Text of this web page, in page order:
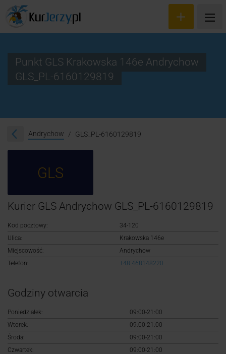
Śledzenie przesyłki
Logowanie
Punkt GLS Krakowska 146e Andrychow
GLS_PL-6160129819
Andrychow GLS_PL-6160129819
GLS
Kurier GLS Andrychow GLS_PL-6160129819
Kod pocztowy:
34-120
Ulica:
Krakowska 146e
Miejscowość:
Andrychow
Telefon:
+48 468148220
Godziny otwarcia
Poniedziałek:
09:00-21:00
Wtorek:
09:00-21:00
Środa:
09:00-21:00
Czwartek:
09:00-21:00